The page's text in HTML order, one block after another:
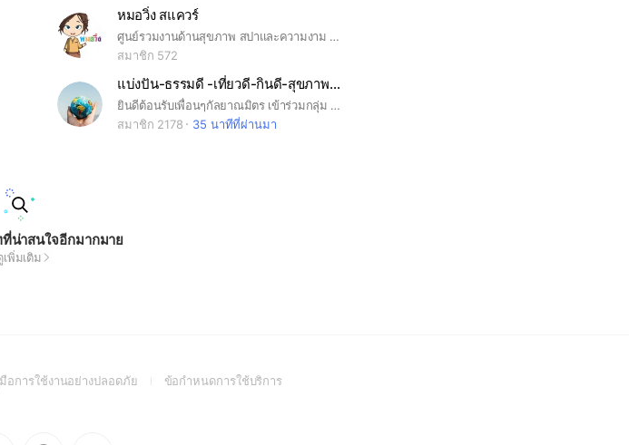
หมอวิ่ง สแควร์
ศูนย์รวมงานด้านสุขภาพ สปาและความงาม ห้องแลกเปลี่ยนข้อมูล ข่าวสารทุกด้าน ในอุตสาหกรรมด้านบริการเพื่อสุขภาพ จากทั้งในและต่างประเทศ รวมถึงงานจากภาครัฐและเอกชนที่น่าสนใจ เพื่ิอคนไทยทุกๆคนนะคะ 💖
สมาชิก 572
แบ่งปัน-ธรรมดี -เที่ยวดี-กินดี-สุขภาพดี ไปด้วยกัน
ยินดีต้อนรับเพื่อนๆกัลยาณมิตร เข้าร่วมกลุ่ม แบ่งปัน ความรู้-ประสบการณ์-เล่าเรื่อง-ภาพสวย-อาหารอร่อย-โปรแกรมเที่ยว -ชวนกันไปเที่ยว ทั่วไทย ทั่วโลก งดเรื่องข่าวสารทั่วไป- การเมือง-ศาสนา
สมาชิก 2178
35 นาทีที่ผ่านมา
น่าสนใจอีกมากมาย
เพิ่มเติม
อการใช้งานอย่างปลอดภัย(Openข้อกำหนดการใช้บริการ(Open
Go